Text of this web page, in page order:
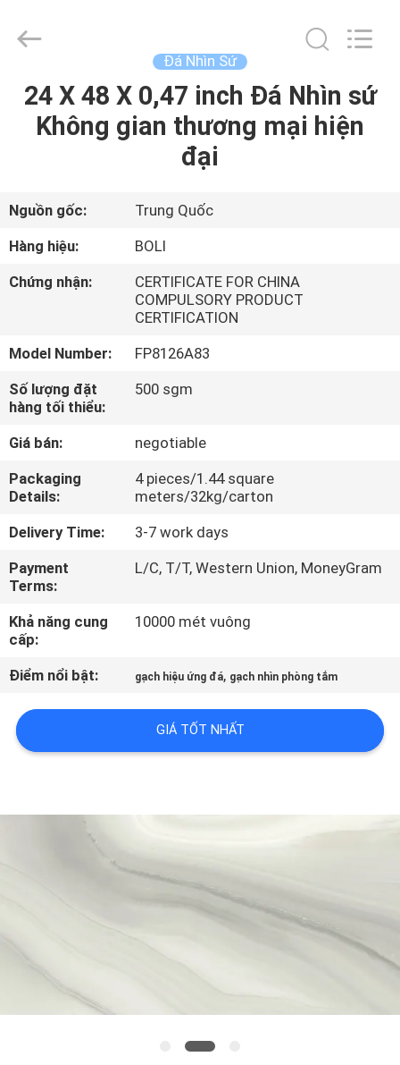
NHÀ
VIDEO
VỀ
TÔI
CHUYẾN
THAM
QUAN
NHÀ
MÁY
KIỂM
SOÁT
CHẤT
LƯỢNG
LIÊN
CẦU
GIÁ
CERAMICS
Reserved.
Đá Nhìn Sứ
24 X 48 X 0,47 inch Đá Nhìn sứ
Không gian thương mại hiện
đại
Nguồn gốc:
Trung Quốc
Hàng hiệu:
BOLI
Chứng nhận:
CERTIFICATE FOR CHINA
COMPULSORY PRODUCT
CERTIFICATION
Model Number:
FP8126A83
Số lượng đặt
hàng tối thiểu:
500 sgm
Giá bán:
negotiable
Packaging
Details:
4 pieces/1.44 square
meters/32kg/carton
Delivery Time:
3-7 work days
Payment
Terms:
L/C, T/T, Western Union, MoneyGram
Khả năng cung
cấp:
10000 mét vuông
Điểm nổi bật: gạch hiệu ứng đá, gạch nhìn phòng tắm
GIÁ TỐT NHẤT